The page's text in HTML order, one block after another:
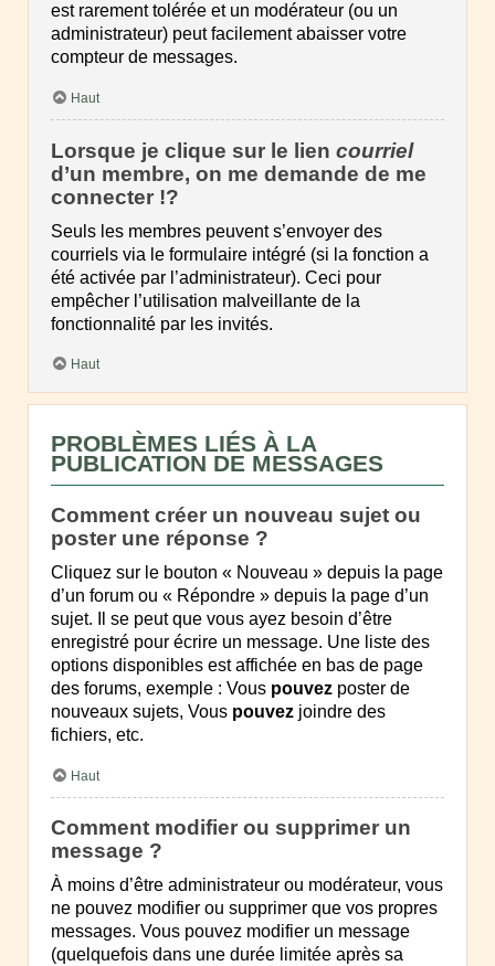
est rarement tolérée et un modérateur (ou un
administrateur) peut facilement abaisser votre
compteur de messages.
Haut
Lorsque je clique sur le lien courriel
d’un membre, on me demande de me
connecter !?
Seuls les membres peuvent s’envoyer des
courriels via le formulaire intégré (si la fonction a
été activée par l’administrateur). Ceci pour
empêcher l’utilisation malveillante de la
fonctionnalité par les invités.
Haut
PROBLÈMES LIÉS À LA
PUBLICATION DE MESSAGES
Comment créer un nouveau sujet ou
poster une réponse ?
Cliquez sur le bouton « Nouveau » depuis la page
d’un forum ou « Répondre » depuis la page d’un
sujet. Il se peut que vous ayez besoin d’être
enregistré pour écrire un message. Une liste des
options disponibles est affichée en bas de page
des forums, exemple : Vous pouvez poster de
nouveaux sujets, Vous pouvez joindre des
fichiers, etc.
Haut
Comment modifier ou supprimer un
message ?
À moins d’être administrateur ou modérateur, vous
ne pouvez modifier ou supprimer que vos propres
messages. Vous pouvez modifier un message
(quelquefois dans une durée limitée après sa